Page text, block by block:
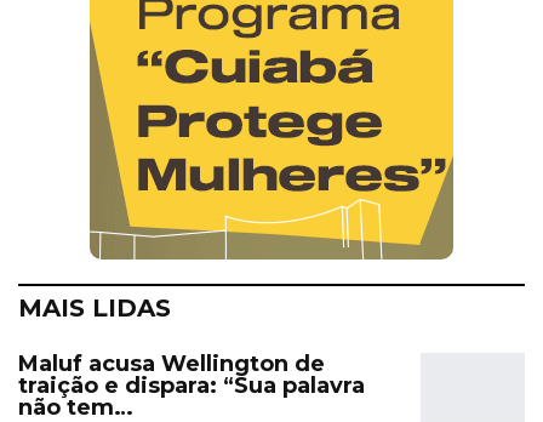
MAIS LIDAS
Maluf acusa Wellington de
traição e dispara: “Sua palavra
não tem…